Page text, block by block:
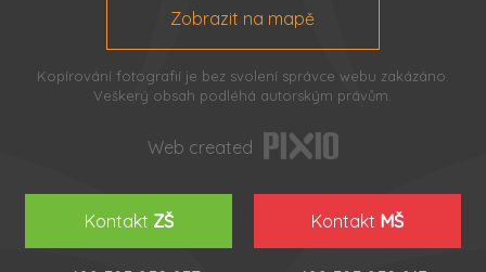
Zobrazit na mapě
Kopírování fotografií je bez svolení správce webu zakázáno.
Veškerý obsah podléhá autorským právům.
Web created
Kontakt ZŠ Kontakt MŠ